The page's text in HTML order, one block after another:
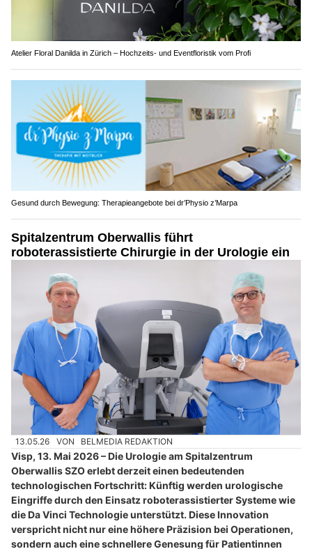
Atelier Floral Danilda in Zürich – Hochzeits- und Eventfloristik vom Profi
Gesund durch Bewegung: Therapieangebote bei dr’Physio z’Marpa
Spitalzentrum Oberwallis führt
roboterassistierte Chirurgie in der Urologie ein
13.05.26 VON BELMEDIA REDAKTION
Visp, 13. Mai 2026 – Die Urologie am Spitalzentrum
Oberwallis SZO erlebt derzeit einen bedeutenden
technologischen Fortschritt: Künftig werden urologische
Eingriffe durch den Einsatz roboterassistierter Systeme wie
die Da Vinci Technologie unterstützt. Diese Innovation
verspricht nicht nur eine höhere Präzision bei Operationen,
sondern auch eine schnellere Genesung für Patientinnen